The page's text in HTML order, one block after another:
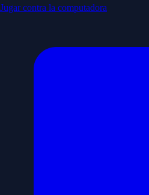
Jugar contra la computadora